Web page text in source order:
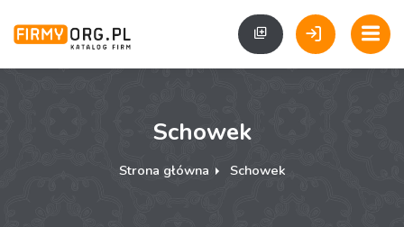
Schowek
Strona główna Schowek